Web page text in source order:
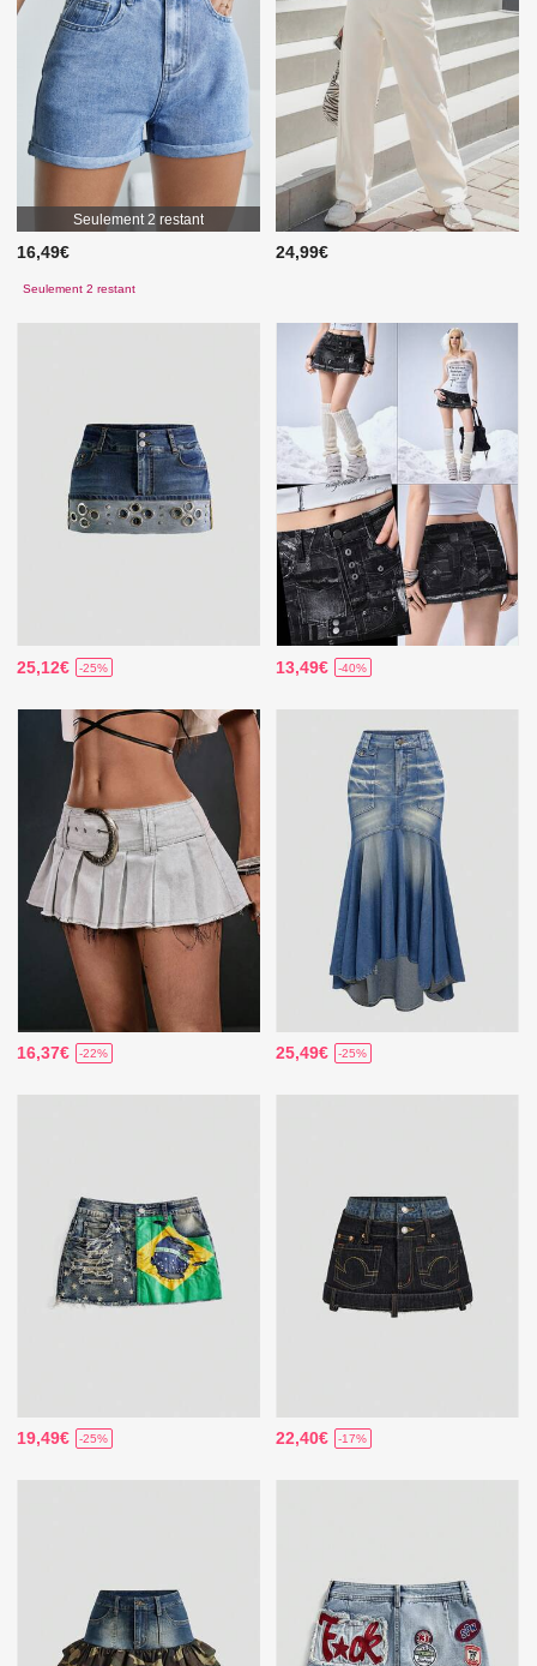
Seulement 2 restant
16,49€
Seulement 2 restant
24,99€
25,12€ -25% 13,49€ -40%
16,37€ -22% 25,49€ -25%
19,49€ -25% 22,40€ -17%